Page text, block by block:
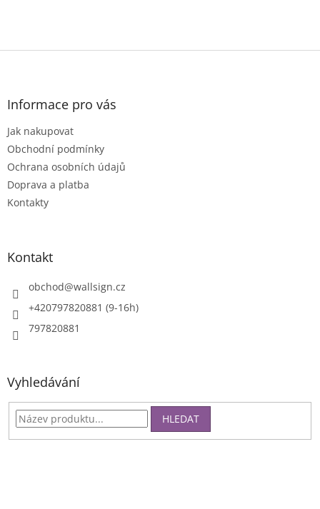
Z
Informace pro vás
Jak nakupovat
Obchodní podmínky
Ochrana osobních údajů
Doprava a platba
Kontakty
Kontakt
obchod@wallsign.cz
+420797820881 (9-16h)
797820881
Vyhledávání
HLEDAT